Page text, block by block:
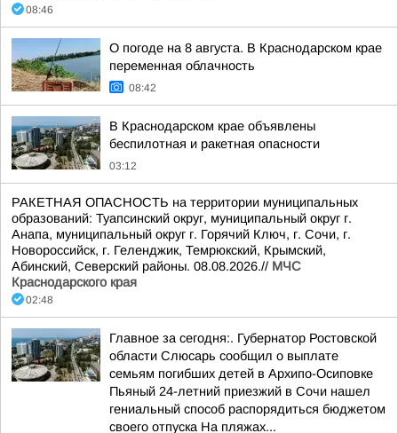
08:46
О погоде на 8 августа. В Краснодарском крае
переменная облачность
08:42
В Краснодарском крае объявлены
беспилотная и ракетная опасности
03:12
РАКЕТНАЯ ОПАСНОСТЬ на территории муниципальных
образований: Туапсинский округ, муниципальный округ г.
Анапа, муниципальный округ г. Горячий Ключ, г. Сочи, г.
Новороссийск, г. Геленджик, Темрюкский, Крымский,
Абинский, Северский районы. 08.08.2026.// МЧС
Краснодарского края
02:48
Главное за сегодня:. Губернатор Ростовской
области Слюсарь сообщил о выплате
семьям погибших детей в Архипо-Осиповке
Пьяный 24-летний приезжий в Сочи нашел
гениальный способ распорядиться бюджетом
своего отпуска На пляжах...